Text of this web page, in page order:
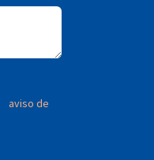
aviso de